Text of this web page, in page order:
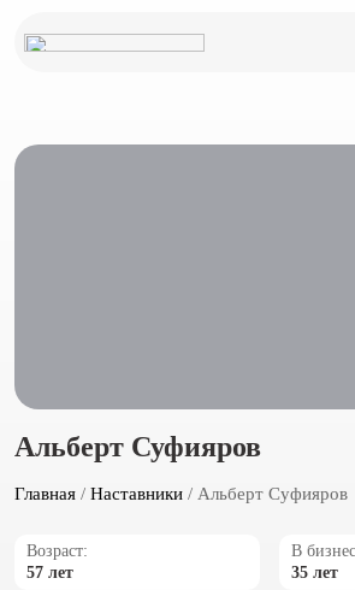
Альберт Суфияров
Главная / Наставники / Альберт Суфияров
Возраст:
57 лет
В
35 лет